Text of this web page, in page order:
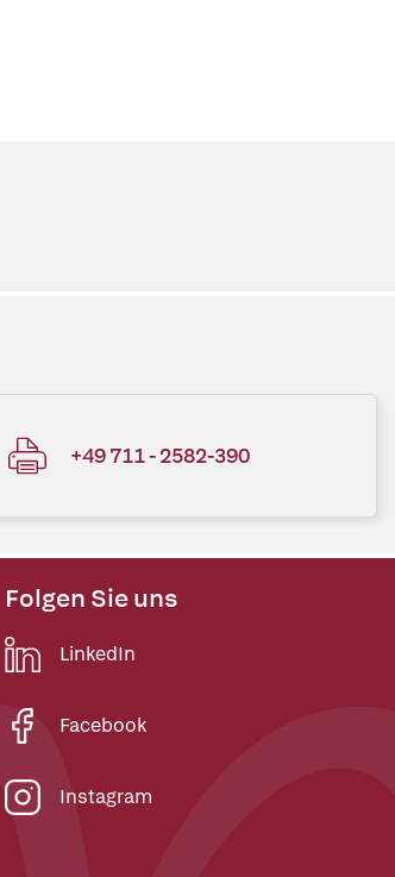
+49 711 - 2582-390
Folgen Sie uns
LinkedIn
Facebook
Instagram